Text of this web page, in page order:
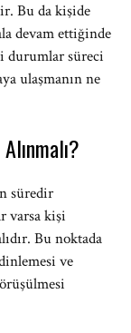
Bu da kişide
devam ettiğinde
durumlar süreci
ulaşmanın ne
süredir
varsa kişi
Bu noktada
ve